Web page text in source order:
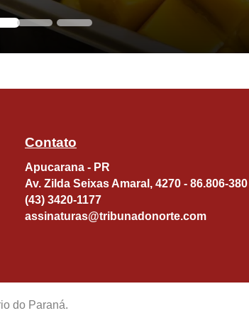
Contato
Apucarana - PR
Av. Zilda Seixas Amaral, 4270 - 86.806-380
(43) 3420-1177
assinaturas@tribunadonorte.com
do Paraná.